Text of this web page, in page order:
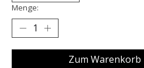
Menge:
Zum